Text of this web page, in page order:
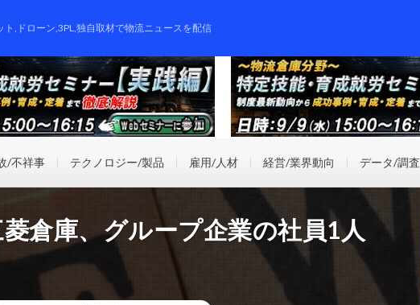
ト,ドローン,3PL,独自取材で物流ニュースを配信
/不祥事 テクノロジー/製品 雇用/人材 経営/業界動向 データ/調査
菱倉庫、グループ企業の社員1人